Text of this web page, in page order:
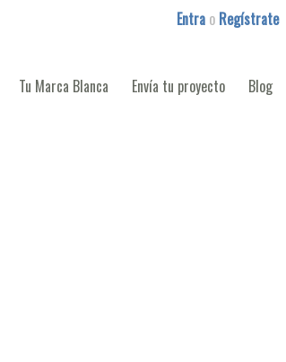
Entra o Regístrate
Tu Marca Blanca Envía tu proyecto Blog